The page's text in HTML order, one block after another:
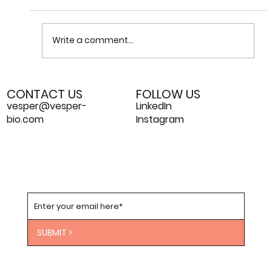
Regenerar para curar: o potencial da
terapia regenerativa
Write a comment...
SUBMIT >
LinkedIn
Instagram
CONTACT US
vesper@vesper-
bio.com
FOLLOW US